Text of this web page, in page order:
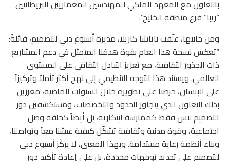
بالتعاون مع المعهد الملكي للمهندسين المعماريين البريطانيين
“ريبا” فرع منطقة الخليج”.
ومن جانبها، علّقت ناتاشا كاريلا، مديرة أسبوع دبي للتصميم، قائلةً:
“تعكس نسخة هذا العام بقوة هدفنا المتمثل في دعم المشاريع
ذات الجذور الثقافية، مع تعزيز التبادل الثقافي على المستوى
العالمي. ويستند هذا التوجه التنظيمي إلى نهج أكثر تأملاً وتركيزاً
على الإنسان، حرصنا على تطويره خلال السنوات الماضية، معززين
بذلك التعاون الذي يتجاوز الحدود والتخصصات، ومستكشفين دور
التصميم ليس فقط كممارسة ابتكارية، بل أيضاً كحلقة وصل
اجتماعية، وقوة مدنية وثقافية تشكّل كيفية عيشنا معاً وتواصلنا،
وبناء أنظمة رعاية مستدامة. وبهذا المعنى، لا يركّز أسبوع دبي
للتصميم على تحديد توجهات محددة، بل على إعادة تأكيد دور